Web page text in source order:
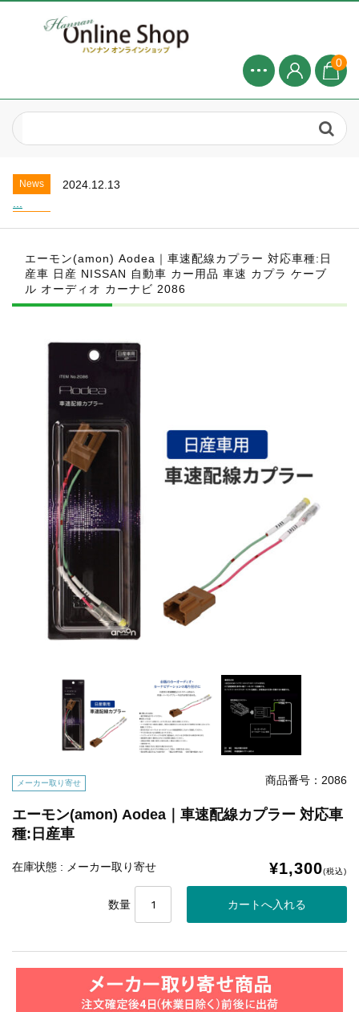
0
2025年 8月お盆休みについて...
News
2025.4.20
News
2024.12.13
News
2025.4.20
お盆休業のお知らせ...
2024.12.13
2025年 8月お盆休みについて...
エーモン(amon) Aodea｜車速配線カプラー 対応車種:日
産車 日産 NISSAN 自動車 カー用品 車速 カプラ ケーブ
ル オーディオ カーナビ 2086
メーカー取り寄せ 商品番号：2086
エーモン(amon) Aodea｜車速配線カプラー 対応車
種:日産車
在庫状態 : メーカー取り寄せ ¥1,300(税込)
数量